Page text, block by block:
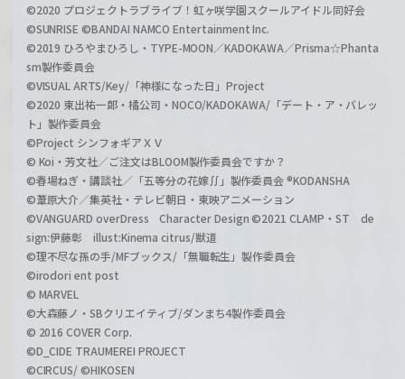
©2020 プロジェクトラブライブ！虹ヶ咲学園スクールアイドル同好会
©SUNRISE ©BANDAI NAMCO Entertainment Inc.
©2019 ひろやまひろし・TYPE-MOON／KADOKAWA／Prisma☆Phanta
sm製作委員会
©VISUAL ARTS/Key/「神様になった日」Project
©2020 東出祐一郎・橘公司・NOCO/KADOKAWA/「デート・ア・バレッ
ト」製作委員会
©Project シンフォギアＸＶ
© Koi・芳文社／ご注文はBLOOM製作委員会ですか？
©春場ねぎ・講談社／「五等分の花嫁∬」製作委員会 ®KODANSHA
©葦原大介／集英社・テレビ朝日・東映アニメーション
©VANGUARD overDress Character Design ©2021 CLAMP・ST de
sign:伊藤彰 illust:Kinema citrus/獣道
©理不尽な孫の手/MFブックス/「無職転生」製作委員会
©irodori ent post
© MARVEL
©大森藤ノ・SBクリエイティブ/ダンまち4製作委員会
© 2016 COVER Corp.
©D_CIDE TRAUMEREI PROJECT
©CIRCUS/ ©HIKOSEN